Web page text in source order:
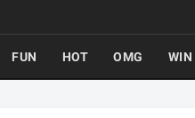
FUN HOT OMG WIN